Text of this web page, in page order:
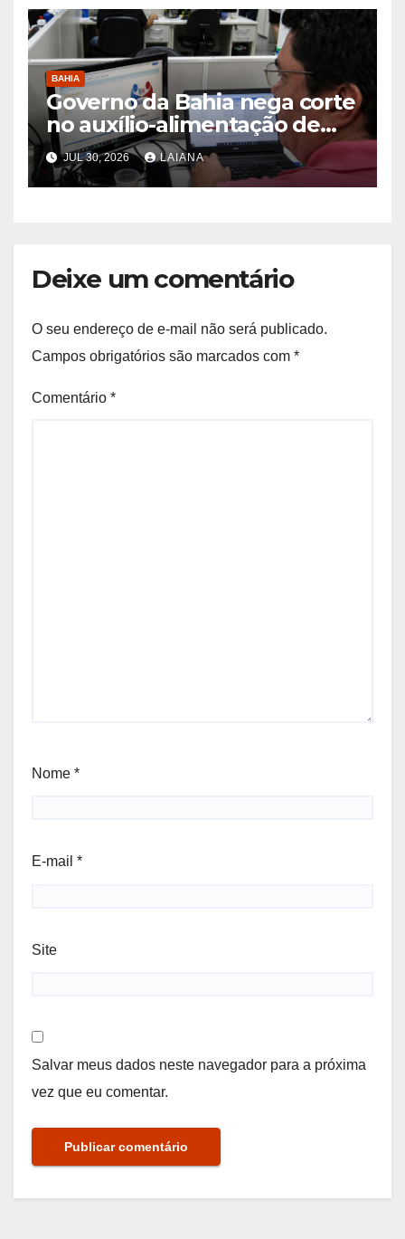
BAHIA
Governo da Bahia nega corte
no auxílio-alimentação de
servidores Reda
JUL 30, 2026 LAIANA
Deixe um comentário
O seu endereço de e-mail não será publicado.
Campos obrigatórios são marcados com *
Comentário *
Nome *
E-mail *
Site
Salvar meus dados neste navegador para a próxima
vez que eu comentar.